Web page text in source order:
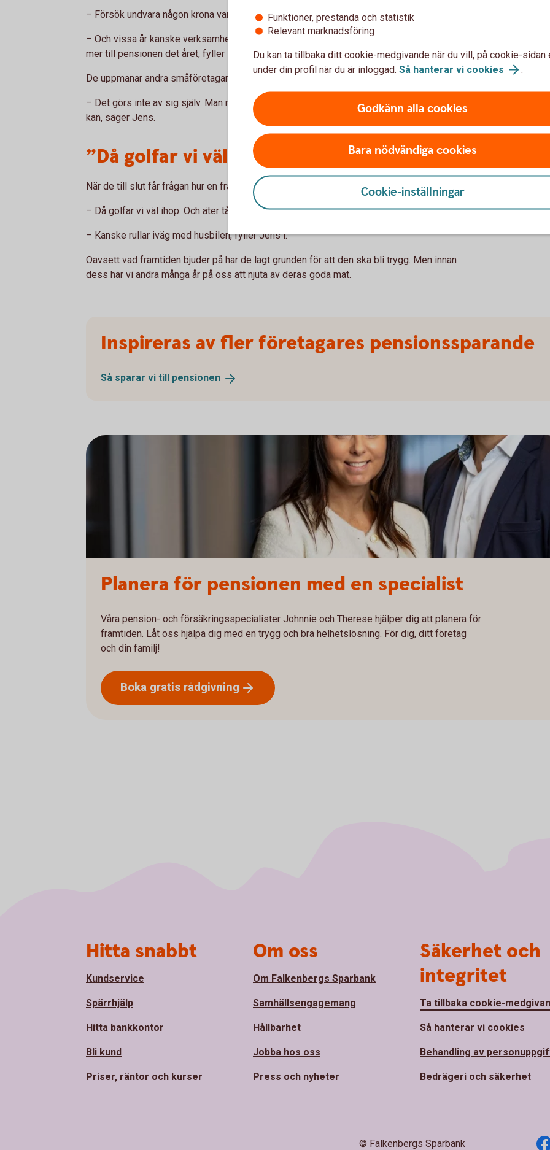
– Försök undvara någon krona varje månad. Varje liten krona växer med tiden, säger Jens.
– Och vissa år kanske verksamheten går bättre, då kan man ta tillfället i akt och spara lite
mer till pensionen det året, fyller Karl-Johan i.
De uppmanar andra småföretagare att våga ta hjälp och ställa frågor.
– Det görs inte av sig själv. Man måste ta tag i det, gärna tillsammans med någon som
kan, säger Jens.
”Då golfar vi väl ihop”
När de till slut får frågan hur en framtida pensionsdag ser ut, skrattar de båda.
– Då golfar vi väl ihop. Och äter tårta, säger Karl-Johan.
– Kanske rullar iväg med husbilen, fyller Jens i.
Oavsett vad framtiden bjuder på har de lagt grunden för att den ska bli trygg. Men innan
dess har vi andra många år på oss att njuta av deras goda mat.
Inspireras av fler företagares pensionssparande
Så sparar vi till pensionen
Planera för pensionen med en specialist
Våra pension- och försäkringsspecialister Johnnie och Therese hjälper dig att planera för
framtiden. Låt oss hjälpa dig med en trygg och bra helhetslösning. För dig, ditt företag
och din familj!
Boka gratis rådgivning
Funktioner, prestanda och statistik
Relevant marknadsföring
Du kan ta tillbaka ditt cookie-medgivande när du vill, på cookie-sidan
under din profil när du är inloggad. Så hanterar vi cookies .
Godkänn alla cookies
Bara nödvändiga cookies
Cookie-inställningar
Hitta snabbt
Kundservice
Spärrhjälp
Hitta bankkontor
Bli kund
Priser, räntor och kurser
Om oss
Om Falkenbergs Sparbank
Samhällsengagemang
Hållbarhet
Jobba hos oss
Press och nyheter
Säkerhet och
integritet
Ta tillbaka cookie-
Så hanterar vi cookies
Behandling av
Bedrägeri och säkerhet
© Falkenbergs Sparbank